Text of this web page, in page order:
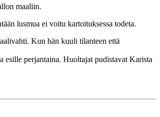
maaliin.
lusmua ei voitu kartoituksessa todeta.
Kun hän kuuli tilanteen että
perjantaina. Huoltajat pudistavat Karista